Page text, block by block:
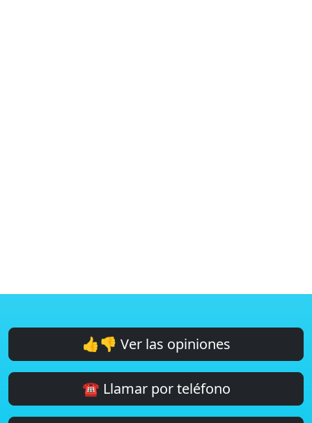
👍👎 Ver las opiniones
☎️ Llamar por teléfono